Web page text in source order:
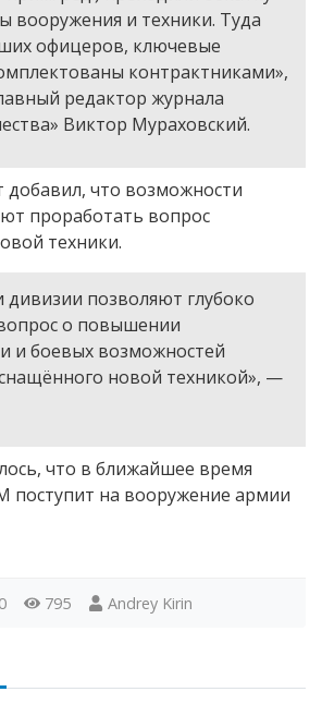
вооружения и техники. Туда
офицеров, ключевые
контрактниками»,
редактор журнала
Виктор Мураховский.
добавил, что возможности
проработать вопрос
техники.
позволяют глубоко
о повышении
и боевых возможностей
новой техникой», —
что в ближайшее время
поступит на вооружение армии
795 Andrey Kirin